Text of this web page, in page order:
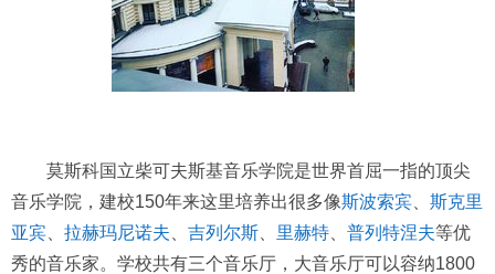
莫斯科国立柴可夫斯基音乐学院是世界首屈一指的顶尖
音乐学院，建校150年来这里培养出很多像斯波索宾
斯克里
亚宾
拉赫玛尼诺夫 吉列尔斯 里赫特 普列特涅夫等优
秀的音乐家。学校共有三个音乐厅，大音乐厅可以容纳1800